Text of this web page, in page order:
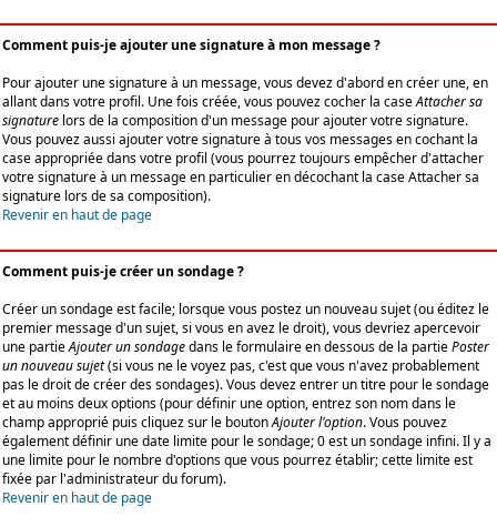
Comment puis-je ajouter une signature à mon message ?
Pour ajouter une signature à un message, vous devez d'abord en créer une, en
allant dans votre profil. Une fois créée, vous pouvez cocher la caseAttacher sa
signature lors de la composition d'un message pour ajouter votre signature.
Vous pouvez aussi ajouter votre signature à tous vos messages en cochant la
case appropriée dans votre profil (vous pourrez toujours empêcher d'attacher
votre signature à un message en particulier en décochant la case Attacher sa
signature lors de sa composition).
Revenir en haut de page
Comment puis-je créer un sondage ?
Créer un sondage est facile; lorsque vous postez un nouveau sujet (ou éditez le
premier message d'un sujet, si vous en avez le droit), vous devriez apercevoir
une partieAjouter un sondagedans le formulaire en dessous de la partiePoster
un nouveau sujet(si vous ne le voyez pas, c'est que vous n'avez probablement
pas le droit de créer des sondages). Vous devez entrer un titre pour le sondage
et au moins deux options (pour définir une option, entrez son nom dans le
champ approprié puis cliquez sur le boutonAjouter l'option. Vous pouvez
également définir une date limite pour le sondage; 0 est un sondage infini. Il y a
une limite pour le nombre d'options que vous pourrez établir; cette limite est
fixée par l'administrateur du forum).
Revenir en haut de page